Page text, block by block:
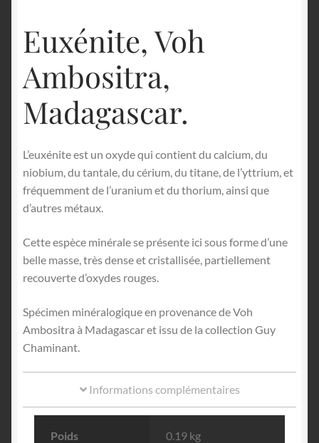
Euxénite, Voh
Ambositra,
Madagascar.
L’euxénite est un oxyde qui contient du calcium, du
niobium, du tantale, du cérium, du titane, de l’yttrium, et
fréquemment de l’uranium et du thorium, ainsi que
d’autres métaux.
Cette espèce minérale se présente ici sous forme d’une
belle masse, très dense et cristallisée, partiellement
recouverte d’oxydes rouges.
Spécimen minéralogique en provenance de Voh
Ambositra à Madagascar et issu de la collection Guy
Chaminant.
Informations complémentaires
Poids 0.19 kg